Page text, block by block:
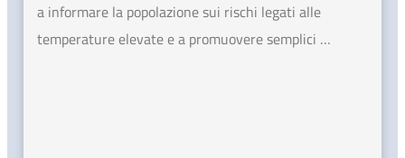
a informare la popolazione sui rischi legati alle
temperature elevate e a promuovere semplici …